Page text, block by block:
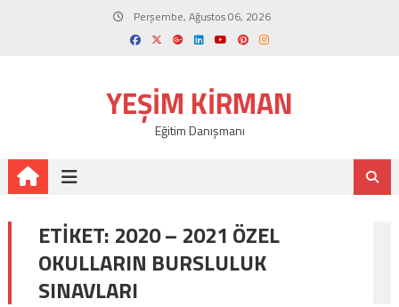
Perşembe, Ağustos 06, 2026
YEŞIM KIRMAN
Eğitim Danışmanı
ETIKET: 2020 – 2021 ÖZEL
OKULLARIN BURSLULUK
SINAVLARI